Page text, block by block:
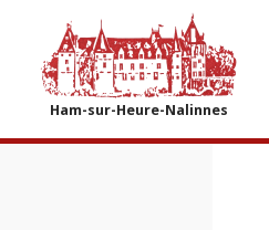
Ham-sur-Heure-Nalinnes